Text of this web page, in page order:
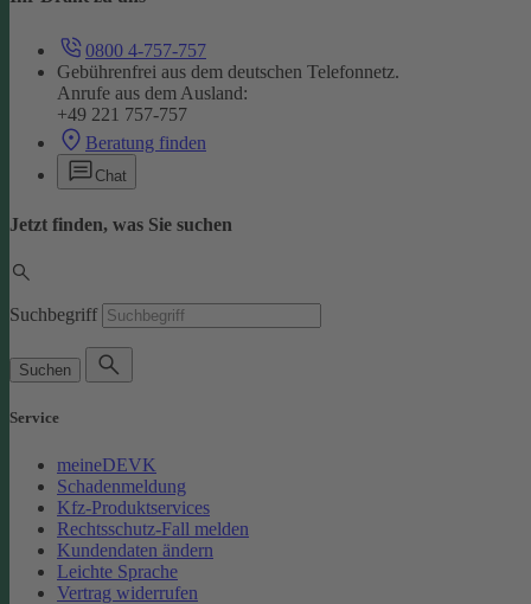
0800 4-757-757
Gebührenfrei aus dem deutschen Telefonnetz.
Anrufe aus dem Ausland:
+49 221 757-757
Beratung finden
Chat
Jetzt finden, was Sie suchen
Suchbegriff
Suchen
Service
meineDEVK
Schadenmeldung
Kfz-Produktservices
Rechtsschutz-Fall melden
Kundendaten ändern
Leichte Sprache
Vertrag widerrufen